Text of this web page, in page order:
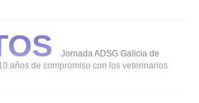
con rumiNews
Jornada ADSG Galicia de
años de compromiso con los veterinarios